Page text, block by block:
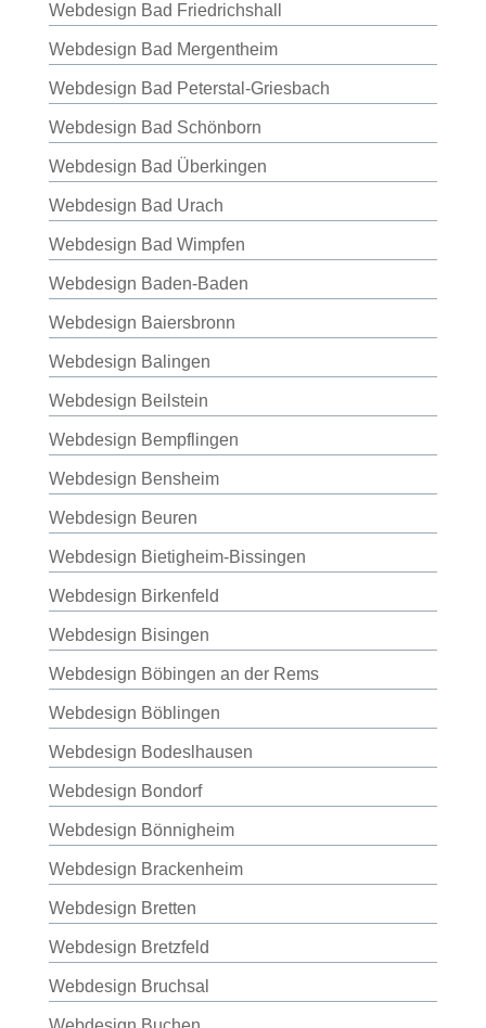
Webdesign Bad Friedrichshall
Webdesign Bad Mergentheim
Webdesign Bad Peterstal-Griesbach
Webdesign Bad Schönborn
Webdesign Bad Überkingen
Webdesign Bad Urach
Webdesign Bad Wimpfen
Webdesign Baden-Baden
Webdesign Baiersbronn
Webdesign Balingen
Webdesign Beilstein
Webdesign Bempflingen
Webdesign Bensheim
Webdesign Beuren
Webdesign Bietigheim-Bissingen
Webdesign Birkenfeld
Webdesign Bisingen
Webdesign Böbingen an der Rems
Webdesign Böblingen
Webdesign Bodeslhausen
Webdesign Bondorf
Webdesign Bönnigheim
Webdesign Brackenheim
Webdesign Bretten
Webdesign Bretzfeld
Webdesign Bruchsal